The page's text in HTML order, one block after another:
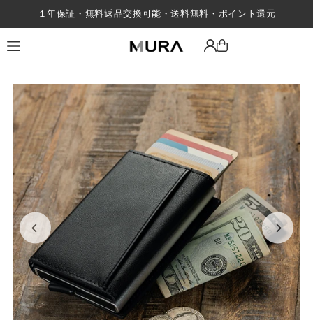
Translation missing: ja.accessibility.skip_to_text
１年保証・無料返品交換可能・送料無料・ポイント還元